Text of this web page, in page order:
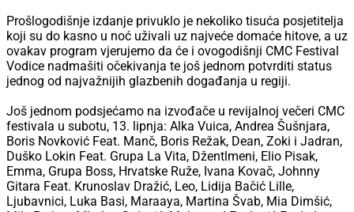
Prošlogodišnje izdanje privuklo je nekoliko tisuća posjetitelja
koji su do kasno u noć uživali uz najveće domaće hitove, a uz
ovakav program vjerujemo da će i ovogodišnji CMC Festival
Vodice nadmašiti očekivanja te još jednom potvrditi status
jednog od najvažnijih glazbenih događanja u regiji.
Još jednom podsjećamo na izvođače u revijalnoj večeri CMC
festivala u subotu, 13. lipnja: Alka Vuica, Andrea Šušnjara,
Boris Novković Feat. Manč, Boris Režak, Dean, Zoki i Jadran,
Duško Lokin Feat. Grupa La Vita, Džentlmeni, Elio Pisak,
Emma, Grupa Boss, Hrvatske Ruže, Ivana Kovač, Johnny
Gitara Feat. Krunoslav Dražić, Leo, Lidija Bačić Lille,
Ljubavnici, Luka Basi, Maraaya, Martina Švab, Mia Dimšić,